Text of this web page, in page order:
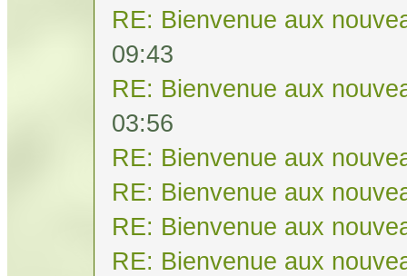
RE: Bienvenue aux
09:43
RE: Bienvenue aux
03:56
RE: Bienvenue aux
RE: Bienvenue aux
RE: Bienvenue aux
RE: Bienvenue aux